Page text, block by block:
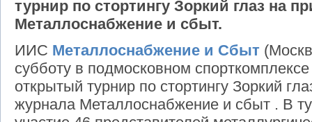
турнир по стортингу Зоркий глаз на
Металлоснабжение и сбыт.
ИИС Металлоснабжение и Сбыт
субботу в подмосковном
открытый турнир по стортингу Зоркий
журнала Металлоснабжение и сбыт . В